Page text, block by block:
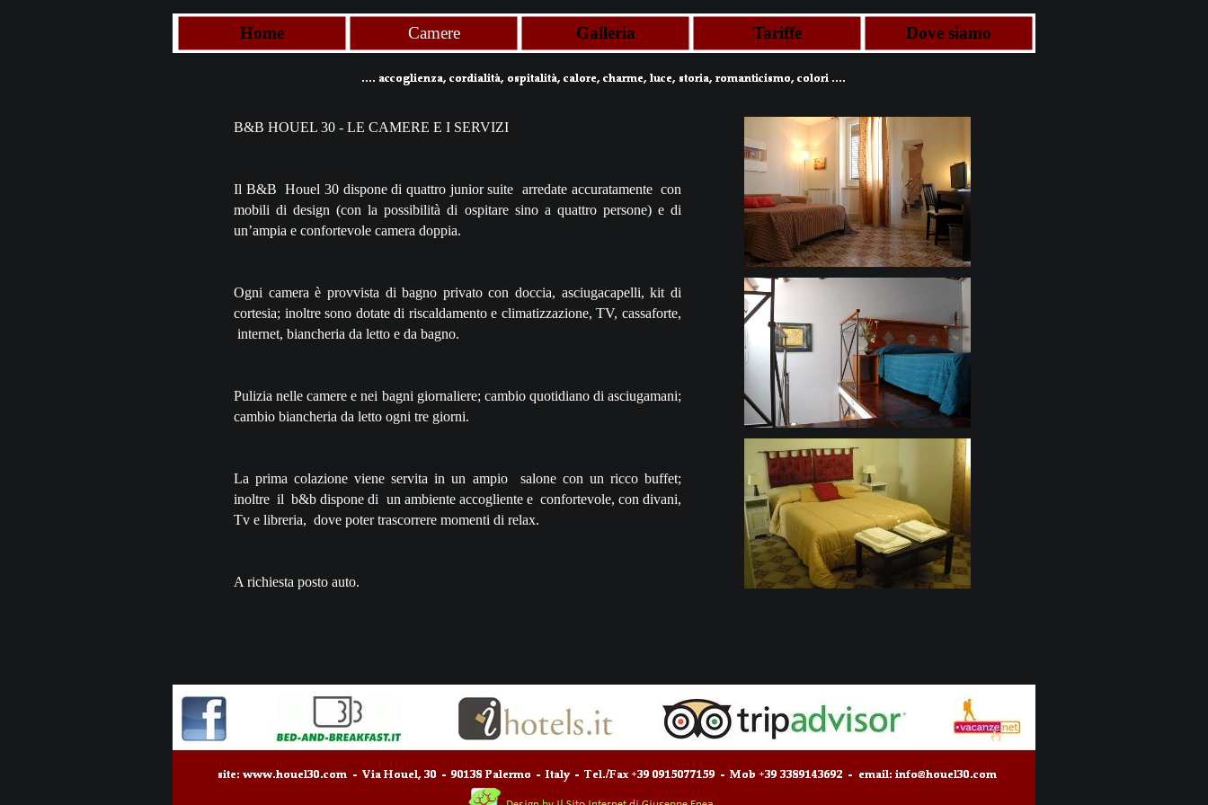
Home Camere Galleria Tariffe Dove siamo
B&B HOUEL 30 - LE CAMERE E I SERVIZI
Il B&B Houel 30 dispone di quattro junior suite arredate accuratamente con
mobili di design (con la possibilità di ospitare sino a quattro persone) e di
un’ampia e confortevole camera doppia.
Ogni camera è provvista di bagno privato con doccia, asciugacapelli, kit di
cortesia; inoltre sono dotate di riscaldamento e climatizzazione, TV, cassaforte,
internet, biancheria da letto e da bagno.
Pulizia nelle camere e nei bagni giornaliere; cambio quotidiano di asciugamani;
cambio biancheria da letto ogni tre giorni.
La prima colazione viene servita in un ampio salone con un ricco buffet;
inoltre il b&b dispone di un ambiente accogliente e confortevole, con divani,
Tv e libreria, dove poter trascorrere momenti di relax.
A richiesta posto auto.